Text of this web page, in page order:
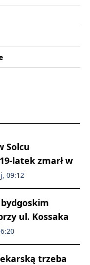
Solcu
latek zmarł w
09:12
ul. Kossaka
trzeba